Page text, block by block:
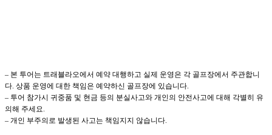
– 본 투어는 트래블라오에서 예약 대행하고 실제 운영은 각 골프장에서 주관합니
다. 상품 운영에 대한 책임은 예약하신 골프장에 있습니다.
– 투어 참가시 귀중품 및 현금 등의 분실사고와 개인의 안전사고에 대해 각별히 유
의해 주세요.
– 개인 부주의로 발생된 사고는 책임지지 않습니다.